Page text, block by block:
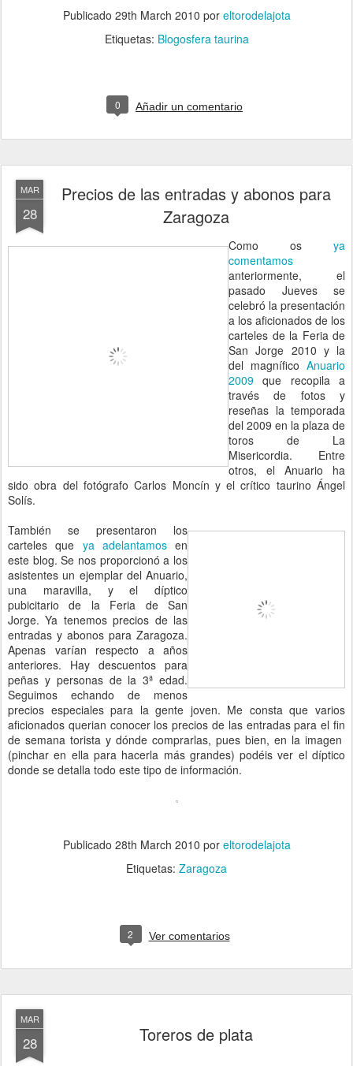
Publicado 29th March 2010 por eltorodelajota
Etiquetas: Blogosfera taurina
0 Añadir un comentario
MAR
28
Precios de las entradas y abonos para
Zaragoza
Como os ya
comentamos
anteriormente, el
pasado Jueves se
celebró la presentación
a los aficionados de los
carteles de la Feria de
San Jorge 2010 y la
del magnífico Anuario
2009 que recopila a
través de fotos y
reseñas la temporada
del 2009 en la plaza de
toros de La
Misericordia. Entre
otros, el Anuario ha
sido obra del fotógrafo Carlos Moncín y el crítico taurino Ángel
Solís.
También se presentaron los
carteles que ya adelantamosen
este blog. Se nos proporcionó a los
asistentes un ejemplar del Anuario,
una maravilla, y el díptico
pubicitario de la Feria de San
Jorge. Ya tenemos precios de las
entradas y abonos para Zaragoza.
Apenas varían respecto a años
anteriores. Hay descuentos para
peñas y personas de la 3ª edad.
Seguimos echando de menos
precios especiales para la gente joven. Me consta que varios
aficionados querian conocer los precios de las entradas para el fin
de semana torista y dónde comprarlas, pues bien, en la imagen
(pinchar en ella para hacerla más grandes) podéis ver el díptico
donde se detalla todo este tipo de información.
Publicado 28th March 2010 por eltorodelajota
Etiquetas: Zaragoza
2 Ver comentarios
MAR
28 Toreros de plata